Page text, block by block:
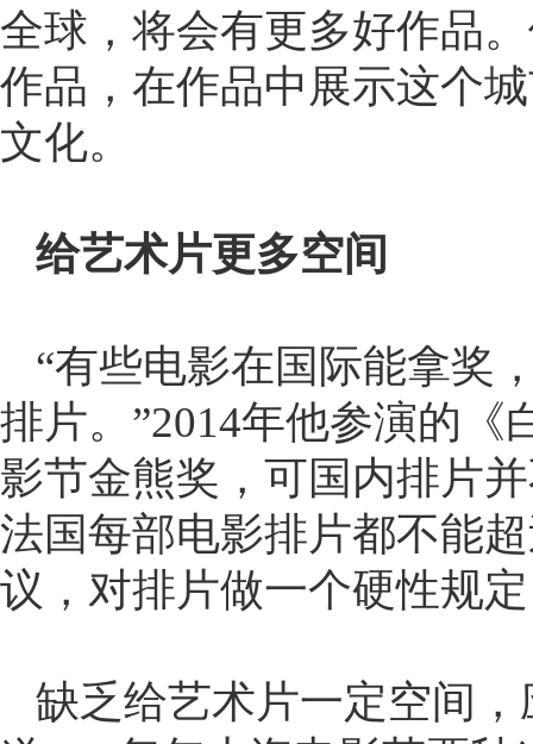
全球，将会有更多好作品
作品，在作品中展示这个
文化。
给艺术片更多空间
“有些电影在国际能拿奖
排片。”2014年他参演的《
影节金熊奖，可国内排片
法国每部电影排片都不能
议，对排片做一个硬性规
缺乏给艺术片一定空间